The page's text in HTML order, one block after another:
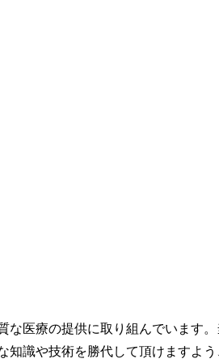
医療の提供に取り組んでいます
識や技術を勝代して頂けますよ